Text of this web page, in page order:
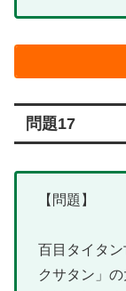
問題17
【問題】
百目タイタ
クサタン」